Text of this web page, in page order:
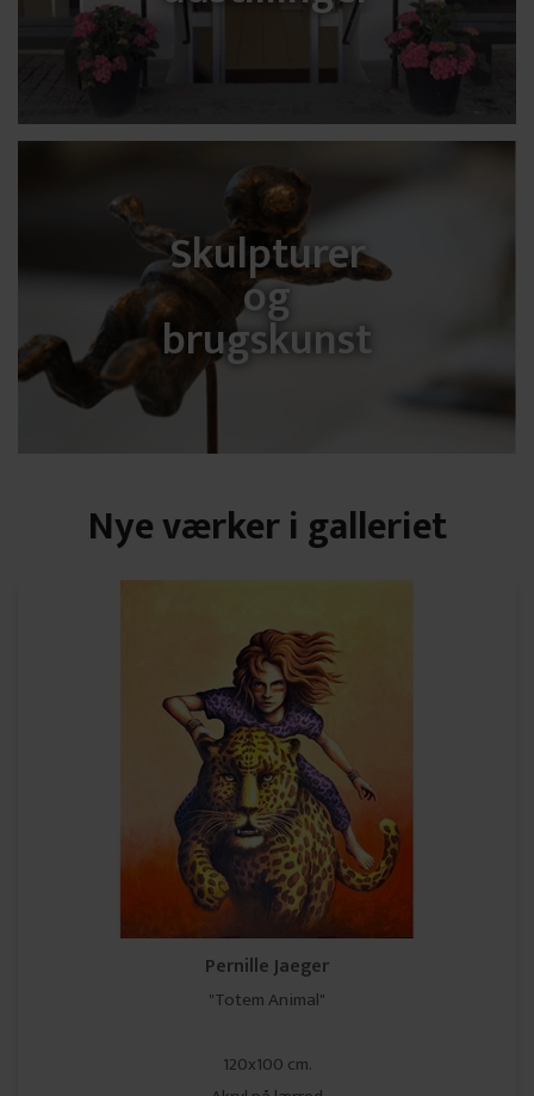
Skulpturer
og
brugskunst
Nye værker i galleriet
Pernille Jaeger
"Totem Animal"
120x100 cm.